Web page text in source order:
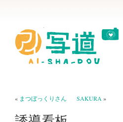
« まつぼっくりさん SAKURA »